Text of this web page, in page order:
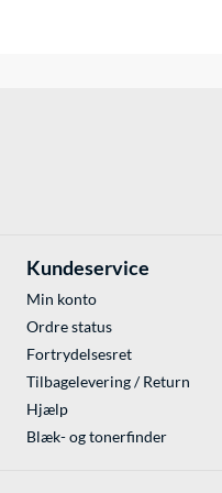
Kundeservice
Min konto
Ordre status
Fortrydelsesret
Tilbagelevering / Return
Hjælp
Blæk- og tonerfinder